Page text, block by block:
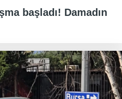
başladı! Damadın